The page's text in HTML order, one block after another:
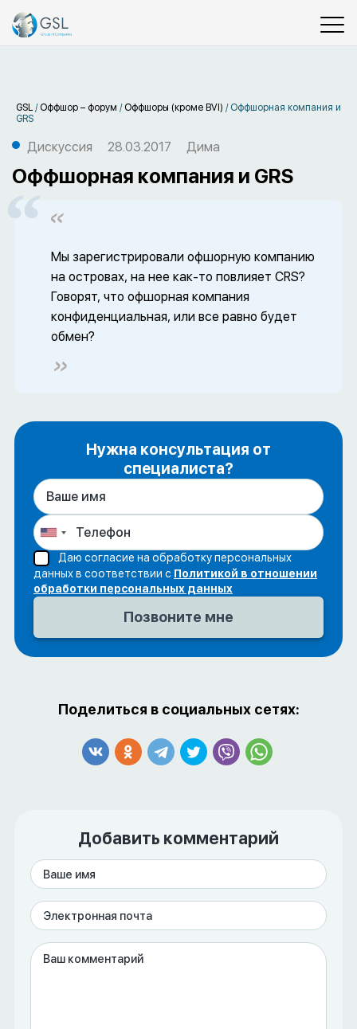
GSL / Оффшор – форум / Оффшоры (кроме BVI) / Оффшорная компания и
GRS
Дискуссия 28.03.2017 Дима
Оффшорная компания и GRS
Мы зарегистрировали офшорную компанию
на островах, на нее как-то повлияет CRS?
Говорят, что офшорная компания
конфиденциальная, или все равно будет
обмен?
Нужна консультация от
специалиста?
Даю согласие на обработку персональных
данных в соответствии с Политикой в отношении
обработки персональных данных
Поделиться в социальных сетях:
Добавить комментарий